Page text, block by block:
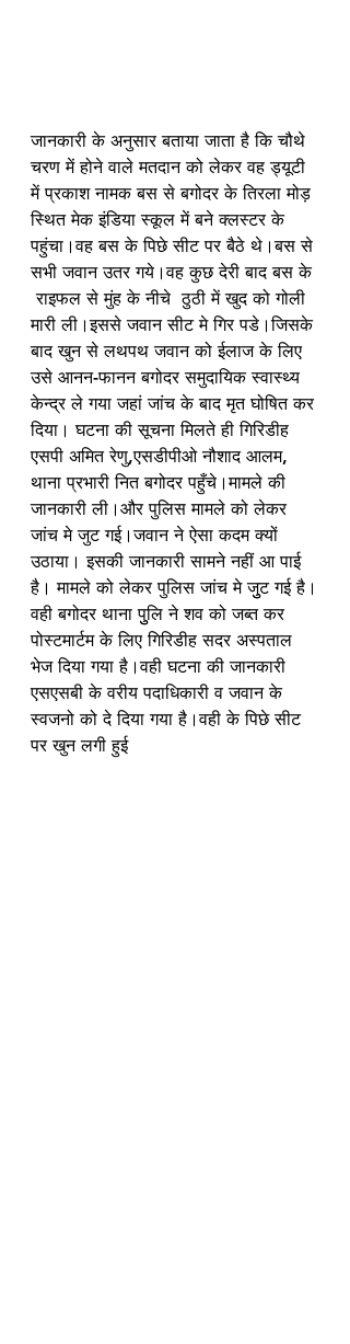
जानकारी के अनुसार बताया जाता है कि चौथे
चरण में होने वाले मतदान को लेकर वह ड्यूटी
में प्रकाश नामक बस से बगोदर के तिरला मोड़
स्थित मेक इंडिया स्कूल में बने क्लस्टर के
पहुंचा।वह बस के पिछे सीट पर बैठे थे।बस से
सभी जवान उतर गये।वह कुछ देरी बाद बस के
राइफल से मुंह के नीचे  ठुठी में खुद को गोली
मारी ली।इससे जवान सीट मे गिर पडे।जिसके
बाद खुन से लथपथ जवान को ईलाज के लिए
उसे आनन-फानन बगोदर समुदायिक स्वास्थ्य
केन्द्र ले गया जहां जांच के बाद मृत घोषित कर
दिया। घटना की सूचना मिलते ही गिरिडीह
एसपी अमित रेणु,एसडीपीओ नौशाद आलम,
थाना प्रभारी नित बगोदर पहुँचे।मामले की
जानकारी ली।और पुलिस मामले को लेकर
जांच मे जुट गई।जवान ने ऐसा कदम क्यों
उठाया। इसकी जानकारी सामने नहीं आ पाई
है। मामले को लेकर पुलिस जांच मे जुुट गई है।
वही बगोदर थाना पुुलि ने शव को जब्त कर
पोस्टमार्टम के लिए गिरिडीह सदर अस्पताल
भेज दिया गया है।वही घटना की जानकारी
एसएसबी के वरीय पदाधिकारी व जवान के
स्वजनो को दे दिया गया है।वही के पिछे सीट
पर खुन लगी हुई